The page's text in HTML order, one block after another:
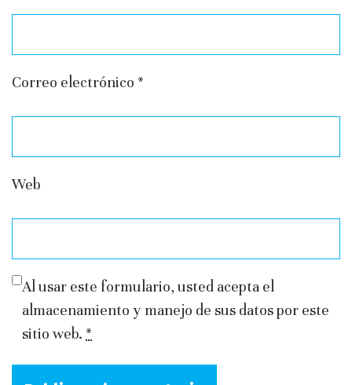
Correo electrónico *
Web
Al usar este formulario, usted acepta el
almacenamiento y manejo de sus datos por este
sitio web. *